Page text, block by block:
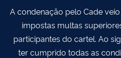
A condenação pelo Cade
impostas multas
participantes do cartel. Ao
ter cumprido todas as